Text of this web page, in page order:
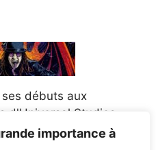
importance à
débuts aux
d'Universal Studios